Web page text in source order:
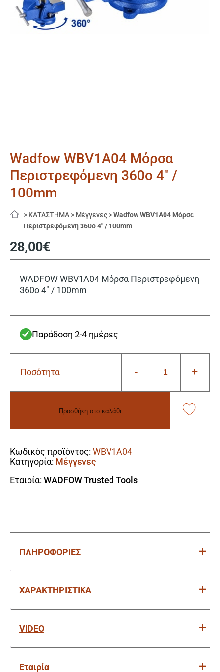
Wadfow WBV1A04 Μόρσα
Περιστρεφόμενη 360o 4″ /
100mm
> ΚΑΤΑΣΤΗΜΑ > Μέγγενες >Wadfow WBV1A04 Μόρσα
Περιστρεφόμενη 360o 4″ / 100mm
28,00€
WADFOW WBV1A04 Μόρσα Περιστρεφόμενη
360o 4″ / 100mm
Παράδοση 2-4 ημέρες
Ποσότητα -
Wadfow
Περιστρεφόμενη
100mm
ποσότητα
+
Προσθήκη στο καλάθι
Κωδικός προϊόντος: WBV1A04
Κατηγορία: Μέγγενες
Εταιρία: WADFOW Trusted Tools
ΠΛΗΡΟΦΟΡΙΕΣ
ΧΑΡΑΚΤΗΡΙΣΤΙΚΑ
VIDEO
Εταιρία